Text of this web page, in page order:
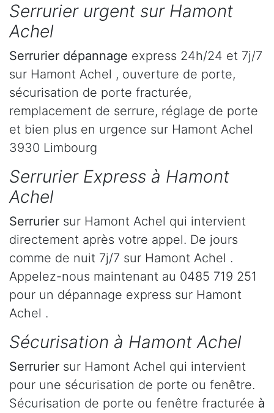
Serrurier urgent sur Hamont
Achel
Serrurier dépannage express 24h/24 et 7j/7
sur Hamont Achel , ouverture de porte,
sécurisation de porte fracturée,
remplacement de serrure, réglage de porte
et bien plus en urgence sur Hamont Achel
3930 Limbourg
Serrurier Express à Hamont
Achel
Serrurier sur Hamont Achel qui intervient
directement après votre appel. De jours
comme de nuit 7j/7 sur Hamont Achel .
Appelez-nous maintenant au 0485 719 251
pour un dépannage express sur Hamont
Achel .
Sécurisation à Hamont Achel
Serrurier sur Hamont Achel qui intervient
pour une sécurisation de porte ou fenêtre.
Sécurisation de porte ou fenêtre fracturée à